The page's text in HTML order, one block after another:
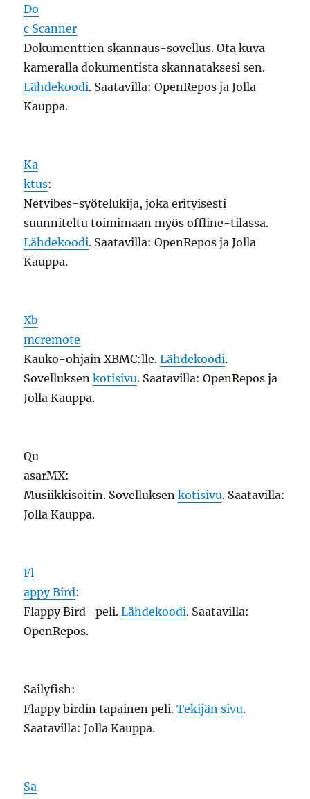
Do
c Scanner
Dokumenttien skannaus-sovellus. Ota kuva
kameralla dokumentista skannataksesi sen.
Lähdekoodi. Saatavilla: OpenRepos ja Jolla
Kauppa.
Ka
ktus:
Netvibes-syötelukija, joka erityisesti
suunniteltu toimimaan myös offline-tilassa.
Lähdekoodi. Saatavilla: OpenRepos ja Jolla
Kauppa.
Xb
mcremote
Kauko-ohjain XBMC:lle.Lähdekoodi.
Sovelluksenkotisivu. Saatavilla: OpenRepos ja
Jolla Kauppa.
Qu
asarMX:
Musiikkisoitin. Sovelluksenkotisivu. Saatavilla:
Jolla Kauppa.
Fl
appy Bird:
Flappy Bird -peli.Lähdekoodi. Saatavilla:
OpenRepos.
Sailyfish:
Flappy birdin tapainen peli.Tekijän sivu.
Saatavilla: Jolla Kauppa.
Sa